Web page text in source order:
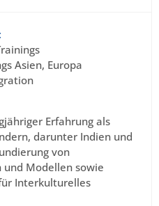
Asien, Europa
Erfahrung als
darunter Indien und
von
Modellen sowie
Interkulturelles